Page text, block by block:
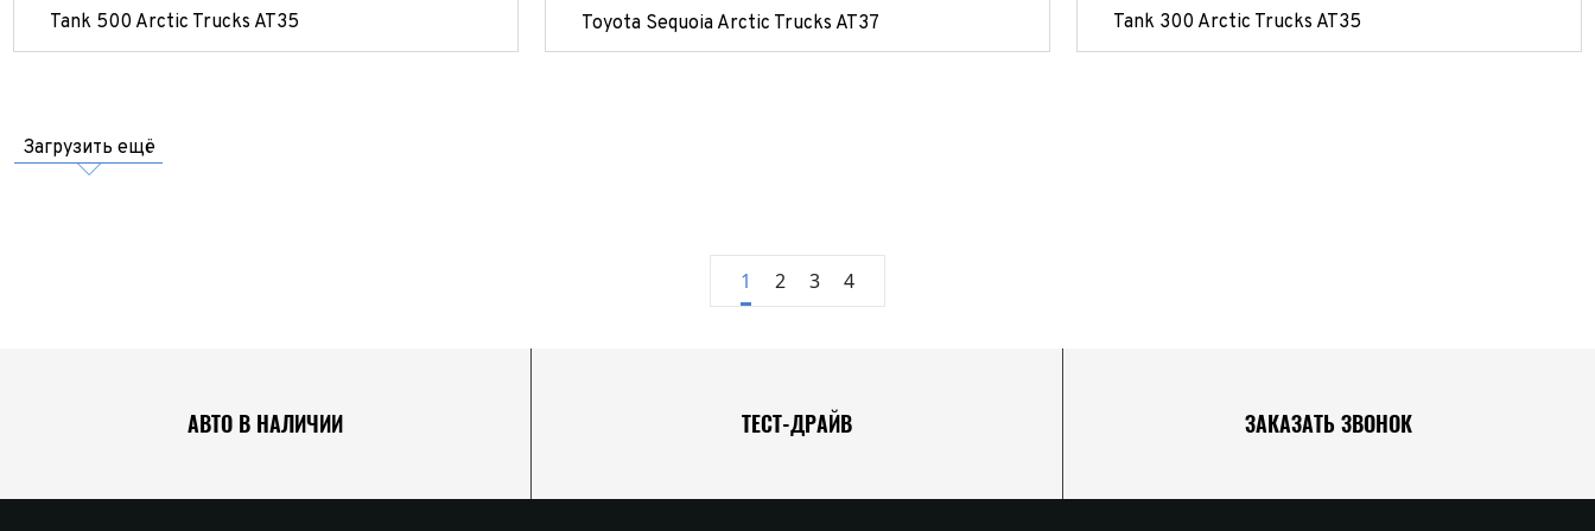
Tank 500 Arctic Trucks AT35 Toyota Sequoia Arctic Trucks AT37 Tank 300 Arctic Trucks AT35
Загрузить ещё
1 2 3 4
АВТО В НАЛИЧИИ ТЕСТ-ДРАЙВ ЗАКАЗАТЬ ЗВОНОК